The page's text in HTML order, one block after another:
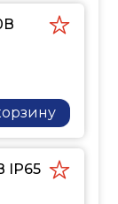
IP65